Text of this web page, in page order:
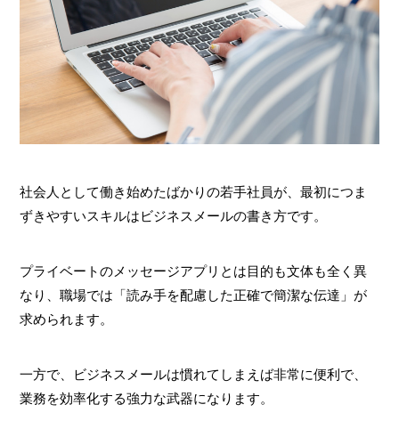
社会人として働き始めたばかりの若手社員が、最初につま
ずきやすいスキルはビジネスメールの書き方です。
プライベートのメッセージアプリとは目的も文体も全く異
なり、職場では「読み手を配慮した正確で簡潔な伝達」が
求められます。
一方で、ビジネスメールは慣れてしまえば非常に便利で、
業務を効率化する強力な武器になります。